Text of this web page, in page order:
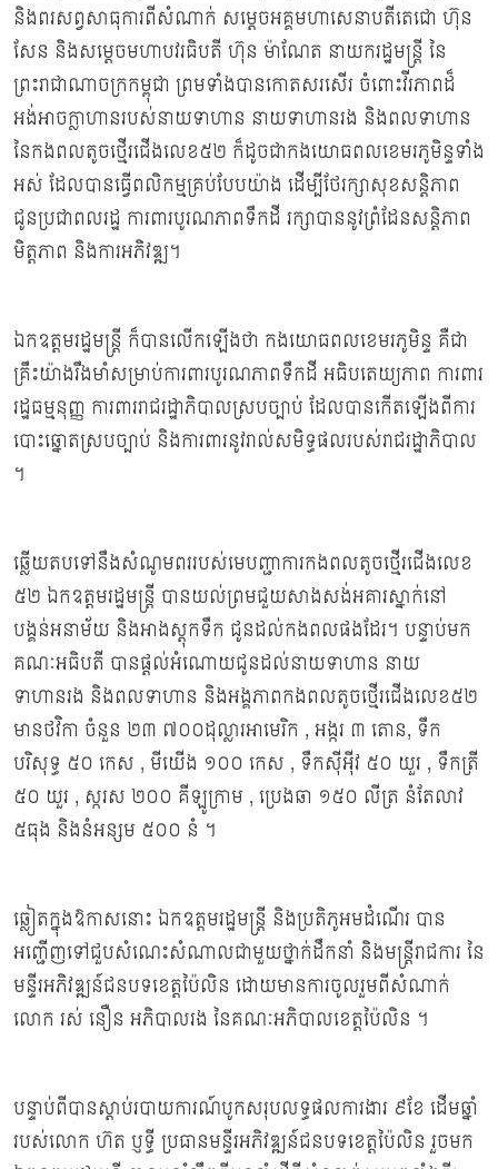
និងពរសព្វសាធុការពីសំណាក់ សម្តេចអគ្គមហាសេនាបតីតេជោ ហ៊ុន
សែន និងសម្តេចមហាបវរធិបតី ហ៊ុន ម៉ាណែត នាយករដ្ឋមន្រ្ដី នៃ
ព្រះរាជាណាចក្រកម្ពុជា ព្រមទាំងបានកោតសរសើរ ចំពោះវីរភាពដ៏
អង់អាចក្លាហានរបស់នាយទាហាន នាយទាហានរង និងពលទាហាន
នៃកងពលតូចថ្មើរជើងលេខ៥២ ក៏ដូចជាកងយោធពលខេមរភូមិន្ទទាំង
អស់ ដែលបានធ្វើពលិកម្មគ្រប់បែបយ៉ាង ដើម្បីថែរក្សាសុខសន្តិភាព
ជូនប្រជាពលរដ្ឋ ការពារបូរណភាពទឹកដី រក្សាបាននូវព្រំដែនសន្តិភាព
មិត្តភាព និងការអភិវឌ្ឍ។
ឯកឧត្ដមរដ្ឋមន្ដ្រី ក៏បានលើកឡើងថា កងយោធពលខេមរភូមិន្ទ គឺជា
គ្រឹះយ៉ាងរឹងមាំសម្រាប់ការពារបូរណភាពទឹកដី អធិបតេយ្យភាព ការពារ
រដ្ឋធម្មនុញ្ញ ការពាររាជរដ្ឋាភិបាលស្របច្បាប់ ដែលបានកើតឡើងពីការ
បោះឆ្នោតស្របច្បាប់ និងការពារនូវរាល់សមិទ្ធផលរបស់រាជរដ្ឋាភិបាល
។
ឆ្លើយតបទៅនឹងសំណូមពររបស់មេបញ្ជាការកងពលតូចថ្មើរជើងលេខ
៥២ ឯកឧត្ដមរដ្ឋមន្រ្ដី បានយល់ព្រមជួយសាងសង់អគារស្នាក់នៅ
បង្គន់អនាម័យ និងអាងស្តុកទឹក ជូនដល់កងពលផងដែរ។ បន្ទាប់មក
គណៈអធិបតី បានផ្ដល់អំណោយជូនដល់នាយទាហាន នាយ
ទាហានរង និងពលទាហាន និងអង្គភាពកងពលតូចថ្មើរជើងលេខ៥២
មានថវិកា ចំនួន ២៣ ៧០០ដុល្លារអាមេរិក , អង្ករ ៣ តោន, ទឹក
បរិសុទ្ធ ៥០ កេស , មីយើង ១០០ កេស , ទឹកស៊ីអ៊ីវ ៥០ យួរ , ទឹកត្រី
៥០ យួរ , ស្ករស ២០០ គីឡូក្រាម , ប្រេងឆា ១៥០ លីត្រ នំតែលាវ
៥ធុង និងនំអន្សម ៥០០ នំ ។
ឆ្លៀតក្នុងឱកាសនោះ ឯកឧត្ដមរដ្ឋមន្រ្ដី និងប្រតិភូអមដំណើរ បាន
អញ្ជើញទៅជួបសំណេះសំណាលជាមួយថ្នាក់ដឹកនាំ និងមន្ត្រីរាជការ នៃ
មន្ទីរអភិវឌ្ឍន៍ជនបទខេត្តប៉ៃលិន ដោយមានការចូលរួមពីសំណាក់
លោក រស់ នឿន អភិបាលរង នៃគណៈអភិបាលខេត្តប៉ៃលិន ។
បន្ទាប់ពីបានស្ដាប់របាយការណ៍បូកសរុបលទ្ធផលការងារ ៩ខែ ដើមឆ្នាំ
របស់លោក ហ៊ត ប្ញទ្ធី ប្រធានមន្ទីរអភិវឌ្ឍន៍ជនបទខេត្តប៉ៃលិន រួចមក